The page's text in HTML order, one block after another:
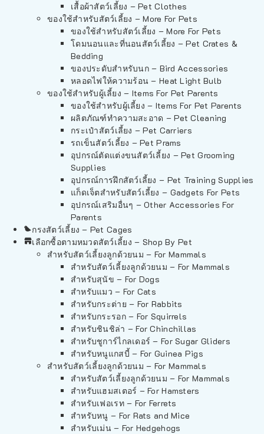
เสื้อผ้าสัตว์เลี้ยง – Pet Clothes
ของใช้สำหรับสัตว์เลี้ยง – More For Pets
ของใช้สำหรับสัตว์เลี้ยง – More For Pets
โดมนอนและที่นอนสัตว์เลี้ยง – Pet Crates &
Bedding
ของประดับสำหรับนก – Bird Accessories
หลอดไฟให้ความร้อน – Heat Light Bulb
ของใช้สำหรับผู้เลี้ยง – Items For Pet Parents
ของใช้สำหรับผู้เลี้ยง – Items For Pet Parents
ผลิตภัณฑ์ทำความสะอาด – Pet Cleaning
กระเป๋าสัตว์เลี้ยง – Pet Carriers
รถเข็นสัตว์เลี้ยง – Pet Prams
อุปกรณ์ตัดแต่งขนสัตว์เลี้ยง – Pet Grooming
Supplies
อุปกรณ์การฝึกสัตว์เลี้ยง – Pet Training Supplies
แก็ดเจ็ตสำหรับสัตว์เลี้ยง – Gadgets For Pets
อุปกรณ์เสริมอื่นๆ – Other Accessories For
Parents
กรงสัตว์เลี้ยง – Pet Cages
เลือกซื้อตามหมวดสัตว์เลี้ยง – Shop By Pet
สำหรับสัตว์เลี้ยงลูกด้วยนม – For Mammals
สำหรับสัตว์เลี้ยงลูกด้วยนม – For Mammals
สำหรับสุนัข – For Dogs
สำหรับแมว – For Cats
สำหรับกระต่าย – For Rabbits
สำหรับกระรอก – For Squirrels
สำหรับชินชิล่า – For Chinchillas
สำหรับชูการ์ไกลเดอร์ – For Sugar Gliders
สำหรับหนูแกสบี้ – For Guinea Pigs
สำหรับสัตว์เลี้ยงลูกด้วยนม – For Mammals
สำหรับสัตว์เลี้ยงลูกด้วยนม – For Mammals
สำหรับแฮมสเตอร์ – For Hamsters
สำหรับเฟอเรท – For Ferrets
สำหรับหนู – For Rats and Mice
สำหรับเม่น – For Hedgehogs